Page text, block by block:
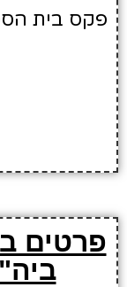
פקס בית הספר: 04-
פרטים